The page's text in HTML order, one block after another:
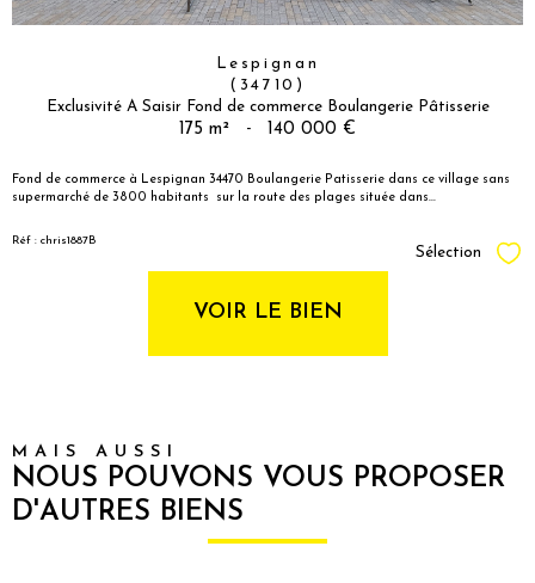
Lespignan
(34710)
Exclusivité A Saisir Fond de commerce Boulangerie Pâtisserie
175 m² - 140 000 €
Fond de commerce à Lespignan 34470 Boulangerie Patisserie dans ce village sans
supermarché de 3800 habitants sur la route des plages située dans...
Réf : chris1887B
Sélection
VOIR LE BIEN
MAIS AUSSI
NOUS POUVONS VOUS PROPOSER
D'AUTRES BIENS